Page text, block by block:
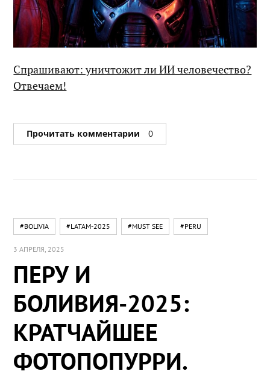
Спрашивают: уничтожит ли ИИ человечество?
Отвечаем!
Прочитать комментарии 0
#BOLIVIA #LATAM-2025 #MUST SEE #PERU
3 АПРЕЛЯ, 2025
ПЕРУ И
БОЛИВИЯ-2025:
КРАТЧАЙШЕЕ
ФОТОПОПУРРИ.